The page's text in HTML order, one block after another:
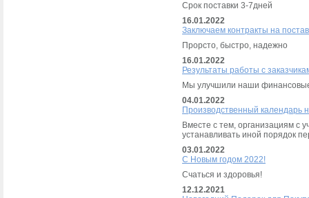
Срок поставки 3-7дней
16.01.2022
Заключаем контракты на
Прорсто, быстро, надежно
16.01.2022
Результаты работы с
Мы улучшили наши
04.01.2022
Производственный календарь
Вместе с тем, организациям с
устанавливать иной порядок
03.01.2022
С Новым годом 2022!
Счаться и здоровья!
12.12.2021